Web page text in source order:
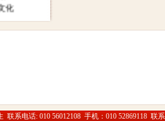
化
：
电
联系电话: 010 56012108 手机：010 52869118 联